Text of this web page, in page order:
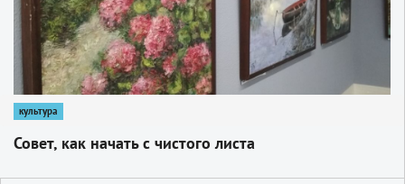
культура
Совет, как начать с чистого листа